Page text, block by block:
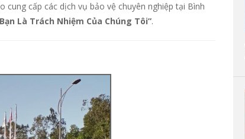
cung cấp các dịch vụ bảo vệ chuyên nghiệp tại Bình
Là Trách Nhiệm Của Chúng Tôi”.